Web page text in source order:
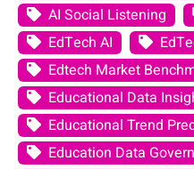
AI Social Listening
EdTech AI
Edtech Market
Educational Data
Educational Trend
Education Data